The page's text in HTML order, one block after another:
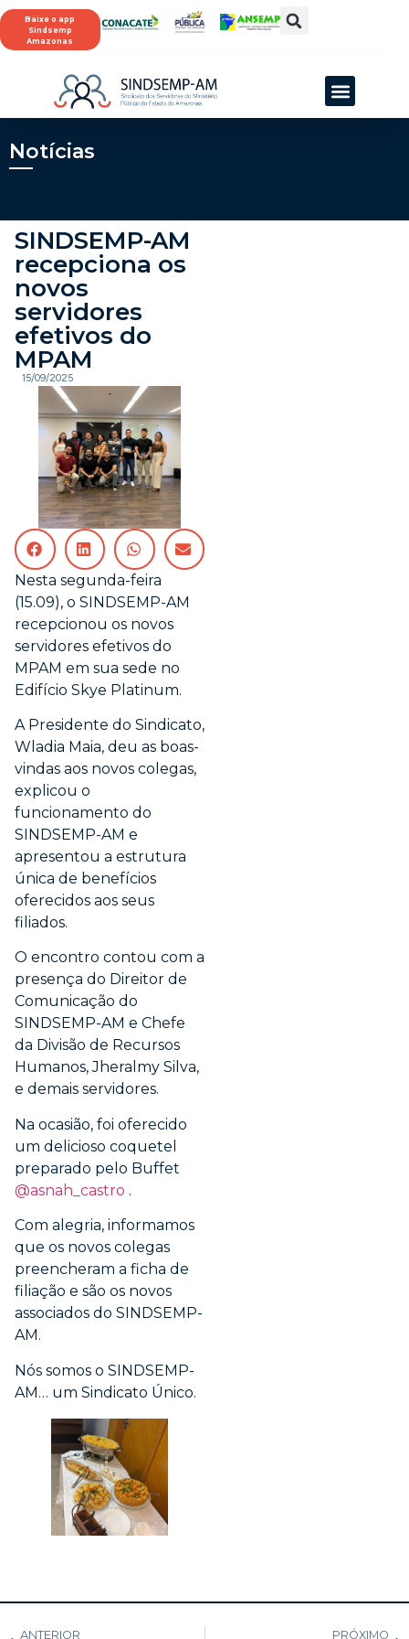
Baixe o app
Sindsemp
Amazonas
Notícias
SINDSEMP-AM
recepciona os
novos
servidores
efetivos do
MPAM
15/09/2025
Nesta segunda-feira
(15.09), o SINDSEMP-AM
recepcionou os novos
servidores efetivos do
MPAM em sua sede no
Edifício Skye Platinum.
A Presidente do Sindicato,
Wladia Maia, deu as boas-
vindas aos novos colegas,
explicou o
funcionamento do
SINDSEMP-AM e
apresentou a estrutura
única de benefícios
oferecidos aos seus
filiados.
O encontro contou com a
presença do Direitor de
Comunicação do
SINDSEMP-AM e Chefe
da Divisão de Recursos
Humanos, Jheralmy Silva,
e demais servidores.
Na ocasião, foi oferecido
um delicioso coquetel
preparado pelo Buffet
@asnah_castro .
Com alegria, informamos
que os novos colegas
preencheram a ficha de
filiação e são os novos
associados do SINDSEMP-
AM.
Nós somos o SINDSEMP-
AM… um Sindicato Único.
ANTERIOR PRÓXIMO